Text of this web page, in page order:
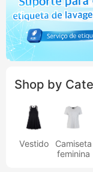
Shop by
Vestido
Camiseta
feminina